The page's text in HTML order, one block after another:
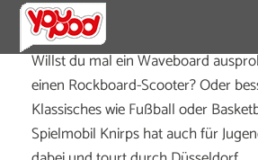
Willst du mal ein Waveboard
einen Rockboard-Scooter? Oder
Klassisches wie Fußball oder
Spielmobil Knirps hat auch für